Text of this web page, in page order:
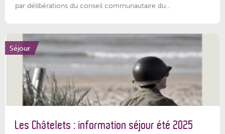
par délibérations du conseil communautaire du...
Séjour
Les Châtelets : information séjour été 2025